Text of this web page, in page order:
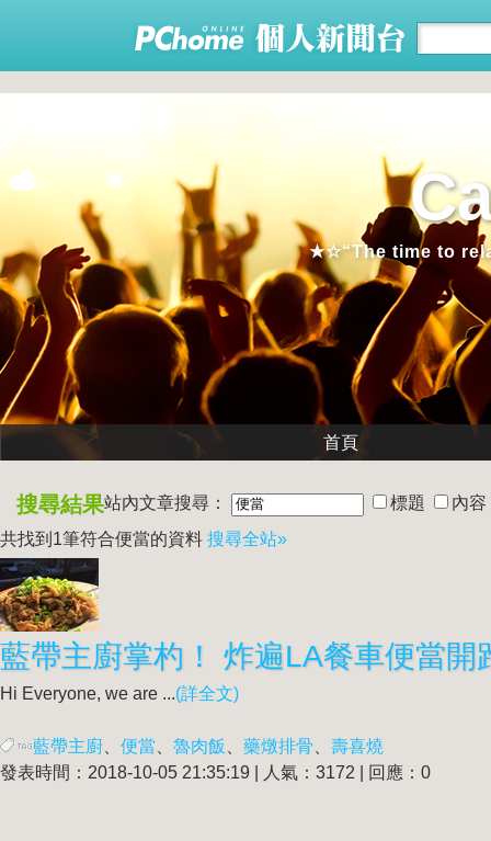
★☆“The time to
首頁
搜尋結果站內文章搜尋： 標題
內容
共找到1筆符合便當的資料 搜尋全站»
藍帶主廚掌杓！ 炸遍LA餐車便當開
Hi Everyone, we are ...(詳全文)
藍帶主廚 便當 魯肉飯 藥燉排骨
壽喜燒
發表時間：2018-10-05 21:35:19 | 人氣：3172 | 回應：0